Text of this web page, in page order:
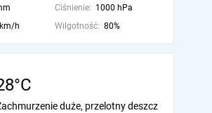
Ciśnienie: 1000 hPa
h Wilgotność: 80%
duże, przelotny deszcz